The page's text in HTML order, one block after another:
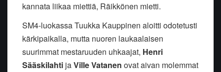
kannata liikaa miettiä, Räikkönen mietti.
SM4-luokassa Tuukka Kauppinen aloitti odotetusti
kärkipaikalla, mutta nuoren laukaalaisen
suurimmat mestaruuden uhkaajat, Henri
Sääskilahti jaVille Vatanen ovat aivan molemmat